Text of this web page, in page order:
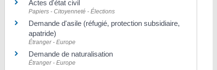
Actes d'état civil
Papiers - Citoyenneté - Élections
Demande d'asile (réfugié, protection subsidiaire,
apatride)
Étranger - Europe
Demande de naturalisation
Étranger - Europe